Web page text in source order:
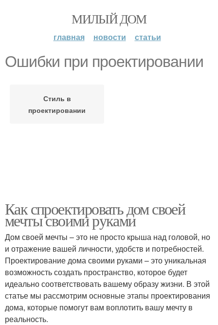
МИЛЫЙ ДОМ
главная новости статьи
Ошибки при проектировании
Стиль в
проектировании
Как спроектировать дом своей
мечты своими руками
Дом своей мечты – это не просто крыша над головой, но
и отражение вашей личности, удобств и потребностей.
Проектирование дома своими руками – это уникальная
возможность создать пространство, которое будет
идеально соответствовать вашему образу жизни. В этой
статье мы рассмотрим основные этапы проектирования
дома, которые помогут вам воплотить вашу мечту в
реальность.